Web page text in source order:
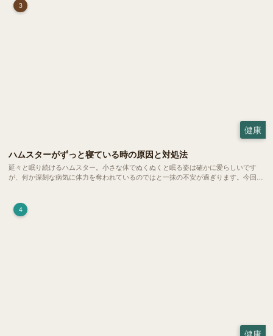
3
健康
ハムスターがずっと寝ている時の原因と対処法
延々と眠り続けるハムスター。小さな体でぬくぬくと眠る姿は確かに愛らしいです
が、何か深刻な病気に体力を奪われているのではと一抹の不安が過ぎります。今回
4